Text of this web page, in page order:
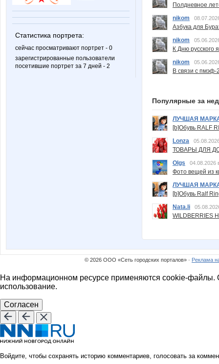
Статистика портрета:
сейчас просматривают портрет - 0
зарегистрированные пользователи
посетившие портрет за 7 дней - 2
Полдневное
nikom
Азбука для
nikom
К Дню русского
nikom
В связи с пмэф-
Популярные за
ЛУЧШАЯ
[b]Обувь RALF
Lonza
ТОВАРЫ ДЛЯ
Olgs
04.08.2026
Фото вещей из
ЛУЧШАЯ
[b]Обувь Ralf
Nata.li
© 2026 ООО «Сеть городских порталов» · Реклама
На информационном ресурсе применяются cookie-файлы.
использование.
Согласен
Войдите, чтобы сохранять историю комментариев, голосовать за